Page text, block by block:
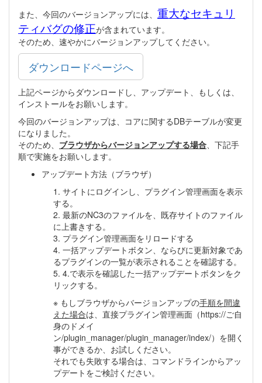
また、今回のバージョンアップには、 重大なセキュリ
ティバグの修正が含まれています。
そのため、速やかにバージョンアップしてください。
ダウンロードページへ
上記ページからダウンロードし、アップデート、もしくは、
インストールをお願いします。
今回のバージョンアップは、コアに関するDBテーブルが変更
になりました。
そのため、 ブラウザからバージョンアップする場合 、下記手
順で実施をお願いします。
アップデート方法（ブラウザ）
1. サイトにログインし、プラグイン管理画面を表示
する。
2. 最新のNC3のファイルを、既存サイトのファイル
に上書きする。
3. プラグイン管理画面をリロードする
4. 一括アップデートボタン、ならびに更新対象であ
るプラグインの一覧が表示されることを確認する。
5. 4.で表示を確認した一括アップデートボタンをク
リックする。
※ もしブラウザからバージョンアップの手順を間違
えた場合は、直接プラグイン管理画面（https://ご自
身のドメイ
ン/plugin_manager/plugin_manager/index/）を開く
事ができるか、お試しください。
それでも失敗する場合は、コマンドラインからアッ
プデートをご検討ください。